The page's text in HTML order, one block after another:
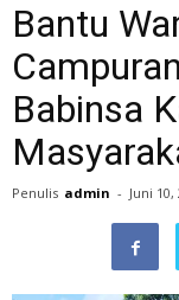
Bantu
Babinsa
Penulis admin - Juni 10,